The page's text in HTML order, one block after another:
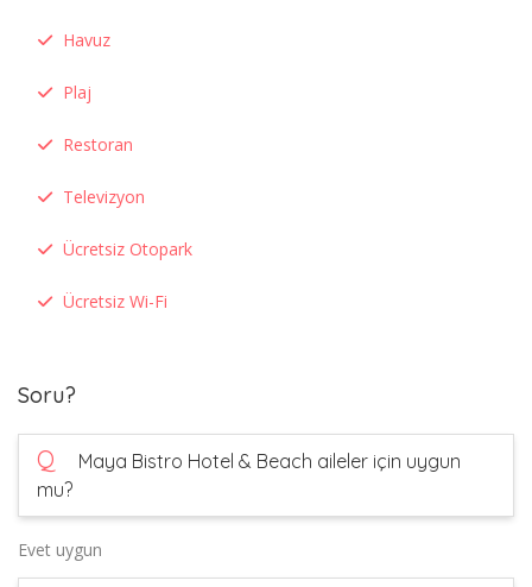
Havuz
Plaj
Restoran
Televizyon
Ücretsiz Otopark
Ücretsiz Wi-Fi
Soru?
Q
Maya Bistro Hotel & Beach aileler için uygun
mu?
Evet uygun